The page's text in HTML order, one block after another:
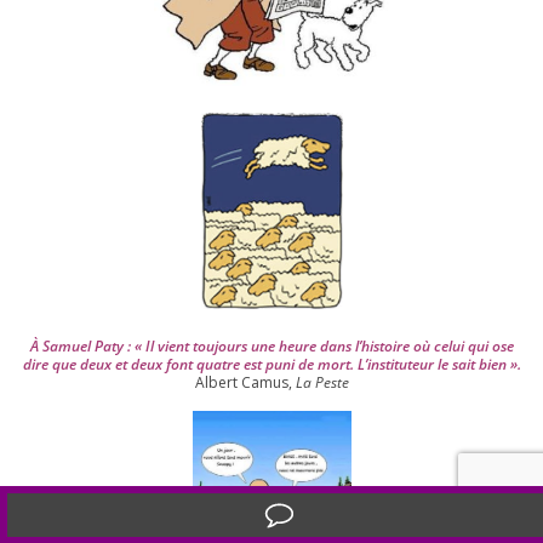
À Samuel Paty : « Il vient tou­jours une heure dans l’his­toire où celui qui ose
dire que deux et deux font quatre est puni de mort. L’instituteur le sait bien ».
Albert Camus, La Peste